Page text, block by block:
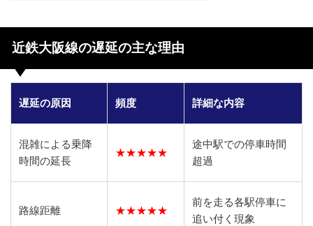
近鉄大阪線の遅延の主な理由
遅延の原因 頻度 詳細な内容
混雑による乗降
時間の延長
★★★★★
途中駅での停車時間
超過
路線距離 ★★★★★
前を走る各駅停車に
追い付く現象